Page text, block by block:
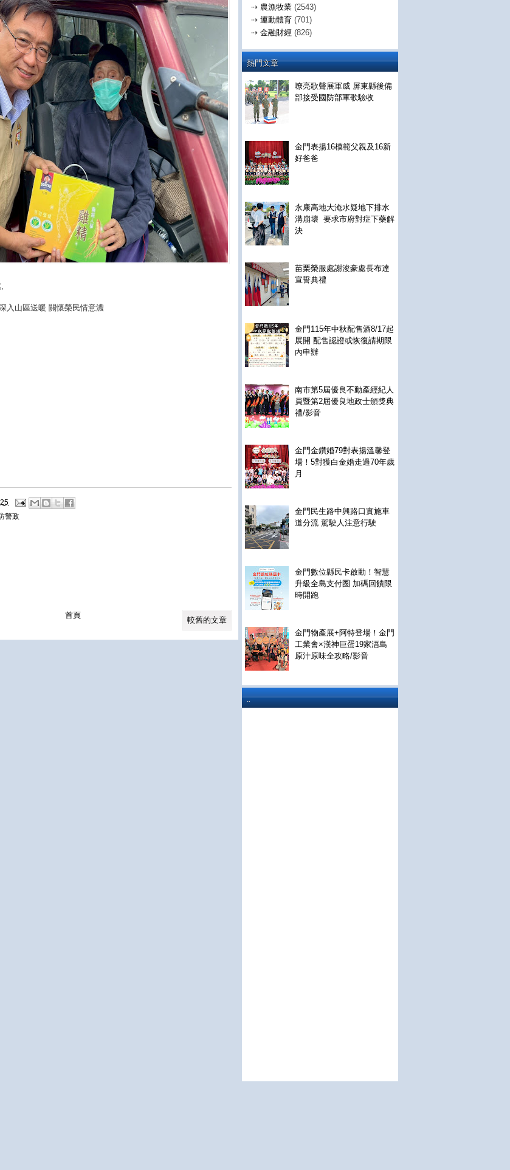
⇢ 農漁牧業 (2543)
⇢ 運動體育 (701)
⇢ 金融財經 (826)
熱門文章
嘹亮歌聲展軍威 屏東縣後備
部接受國防部軍歌驗收
金門表揚16模範父親及16新
好爸爸
永康高地大淹水疑地下排水
溝崩壞 要求市府對症下藥解
決
苗栗榮服處謝浚豪處長布達
宣誓典禮
金門115年中秋配售酒8/17起
展開 配售認證或恢復請期限
內申辦
南市第5屆優良不動產經紀人
員暨第2屆優良地政士頒獎典
禮/影音
金門金鑽婚79對表揚溫馨登
場！5對獲白金婚走過70年歲
月
金門民生路中興路口實施車
道分流 駕駛人注意行駛
金門數位縣民卡啟動！智慧
升級全島支付圈 加碼回饋限
時開跑
金門物產展+阿特登場！金門
工業會×漢神巨蛋19家浯島
原汁原味全攻略/影音
..
入山區送暖 關懷榮民情意濃
警政
較舊的文章
首頁